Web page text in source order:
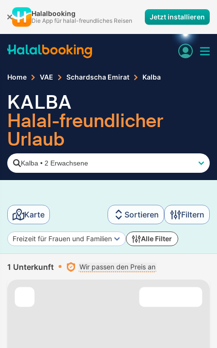
Halalbooking
Die App für halal-freundliches Reisen Jetzt installieren
Home VAE Schardscha Emirat Kalba
KALBA
Halal-freundlicher
Urlaub
Kalba • 2 Erwachsene
Karte Sortieren Filtern
Freizeit für Frauen und Familien Alle Filter
1 Unterkunft Wir passen den Preis an